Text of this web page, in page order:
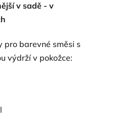
v sadě - v
pro barevné směsi s
výdrží v pokožce: